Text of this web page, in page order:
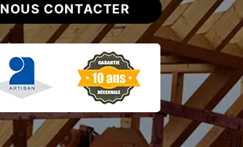
NOUS CONTACTER